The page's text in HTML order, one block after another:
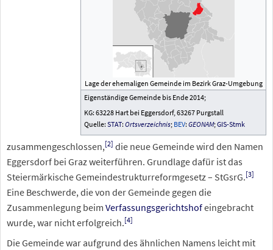
Lage der ehemaligen Gemeinde im Bezirk Graz-Umgebung
Eigenständige Gemeinde bis Ende 2014;
KG: 63228 Hart bei Eggersdorf, 63267 Purgstall
Quelle: STAT: Ortsverzeichnis; BEV: GEONAM;GIS-Stmk
zusammengeschlossen,[2] die neue Gemeinde wird den Namen
Eggersdorf bei Graz weiterführen. Grundlage dafür ist das
Steiermärkische Gemeindestrukturreformgesetz – StGsrG.[3]
Eine Beschwerde, die von der Gemeinde gegen die
Zusammenlegung beim Verfassungsgerichtshofeingebracht
wurde, war nicht erfolgreich.[4]
Die Gemeinde war aufgrund des ähnlichen Namens leicht mit